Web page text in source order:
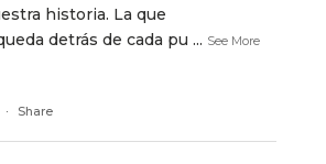
historia. La que
detrás de cada pu ... See More
· Share